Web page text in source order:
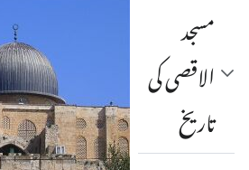
مسجد
الاقصی کی
تاریخ